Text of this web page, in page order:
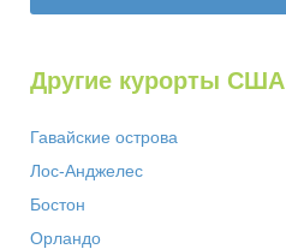
Другие курорты США
Гавайские острова
Лос-Анджелес
Бостон
Орландо